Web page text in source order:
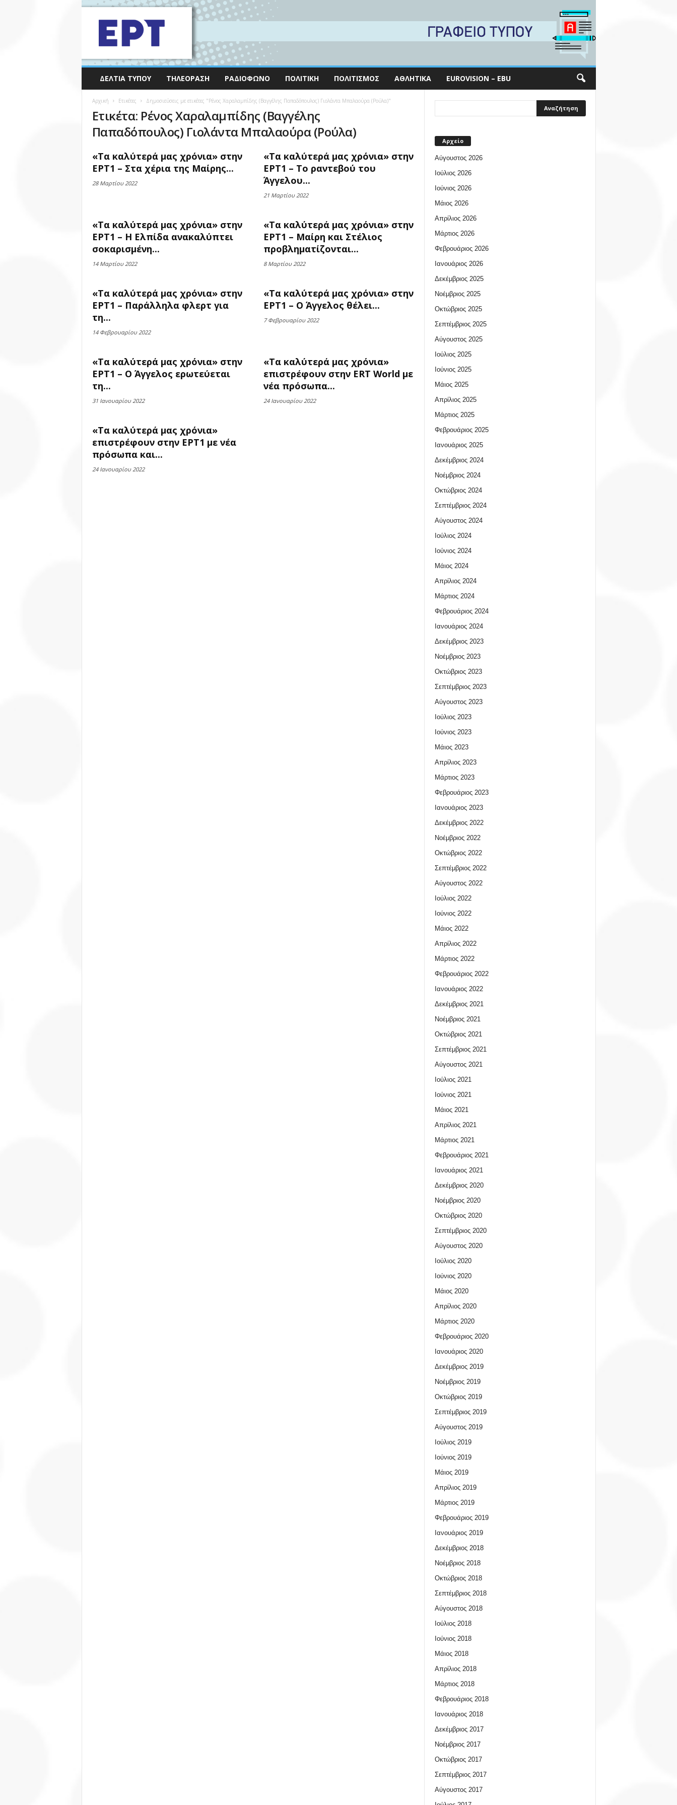
ΔΕΛΤΊΑ ΤΎΠΟΥ ΤΗΛΕΌΡΑΣΗ ΡΑΔΙΌΦΩΝΟ ΠΟΛΙΤΙΚΉ ΠΟΛΙΤΙΣΜΌΣ ΑΘΛΗΤΙΚΆ EUROVISION – EBU
Αρχική Ετικέτες Δημοσιεύσεις με ετικέτες "Ρένος Χαραλαμπίδης (Βαγγέλης Παπαδόπουλος) Γιολάντα Μπαλαούρα (Ρούλα)"
Ετικέτα: Ρένος Χαραλαμπίδης (Βαγγέλης
Παπαδόπουλος) Γιολάντα Μπαλαούρα (Ρούλα)
«Τα καλύτερά μας χρόνια» στην
ΕΡΤ1 – Στα χέρια της Μαίρης...
28 Μαρτίου 2022
«Τα καλύτερά μας χρόνια» στην
ΕΡΤ1 – Το ραντεβού του
Άγγελου...
21 Μαρτίου 2022
«Τα καλύτερά μας χρόνια» στην
ΕΡΤ1 – Η Ελπίδα ανακαλύπτει
σοκαρισμένη...
14 Μαρτίου 2022
«Τα καλύτερά μας χρόνια» στην
ΕΡΤ1 – Μαίρη και Στέλιος
προβληματίζονται...
8 Μαρτίου 2022
«Τα καλύτερά μας χρόνια» στην
ΕΡΤ1 – Παράλληλα φλερτ για
τη...
14 Φεβρουαρίου 2022
«Τα καλύτερά μας χρόνια» στην
ΕΡΤ1 – Ο Άγγελος θέλει...
7 Φεβρουαρίου 2022
«Τα καλύτερά μας χρόνια» στην
ΕΡΤ1 – Ο Άγγελος ερωτεύεται
τη...
31 Ιανουαρίου 2022
«Τα καλύτερά μας χρόνια»
επιστρέφουν στην ERT World με
νέα πρόσωπα...
24 Ιανουαρίου 2022
«Τα καλύτερά μας χρόνια»
επιστρέφουν στην ΕΡΤ1 με νέα
πρόσωπα και...
24 Ιανουαρίου 2022
Αρχείο
Αύγουστος 2026
Ιούλιος 2026
Ιούνιος 2026
Μάιος 2026
Απρίλιος 2026
Μάρτιος 2026
Φεβρουάριος 2026
Ιανουάριος 2026
Δεκέμβριος 2025
Νοέμβριος 2025
Οκτώβριος 2025
Σεπτέμβριος 2025
Αύγουστος 2025
Ιούλιος 2025
Ιούνιος 2025
Μάιος 2025
Απρίλιος 2025
Μάρτιος 2025
Φεβρουάριος 2025
Ιανουάριος 2025
Δεκέμβριος 2024
Νοέμβριος 2024
Οκτώβριος 2024
Σεπτέμβριος 2024
Αύγουστος 2024
Ιούλιος 2024
Ιούνιος 2024
Μάιος 2024
Απρίλιος 2024
Μάρτιος 2024
Φεβρουάριος 2024
Ιανουάριος 2024
Δεκέμβριος 2023
Νοέμβριος 2023
Οκτώβριος 2023
Σεπτέμβριος 2023
Αύγουστος 2023
Ιούλιος 2023
Ιούνιος 2023
Μάιος 2023
Απρίλιος 2023
Μάρτιος 2023
Φεβρουάριος 2023
Ιανουάριος 2023
Δεκέμβριος 2022
Νοέμβριος 2022
Οκτώβριος 2022
Σεπτέμβριος 2022
Αύγουστος 2022
Ιούλιος 2022
Ιούνιος 2022
Μάιος 2022
Απρίλιος 2022
Μάρτιος 2022
Φεβρουάριος 2022
Ιανουάριος 2022
Δεκέμβριος 2021
Νοέμβριος 2021
Οκτώβριος 2021
Σεπτέμβριος 2021
Αύγουστος 2021
Ιούλιος 2021
Ιούνιος 2021
Μάιος 2021
Απρίλιος 2021
Μάρτιος 2021
Φεβρουάριος 2021
Ιανουάριος 2021
Δεκέμβριος 2020
Νοέμβριος 2020
Οκτώβριος 2020
Σεπτέμβριος 2020
Αύγουστος 2020
Ιούλιος 2020
Ιούνιος 2020
Μάιος 2020
Απρίλιος 2020
Μάρτιος 2020
Φεβρουάριος 2020
Ιανουάριος 2020
Δεκέμβριος 2019
Νοέμβριος 2019
Οκτώβριος 2019
Σεπτέμβριος 2019
Αύγουστος 2019
Ιούλιος 2019
Ιούνιος 2019
Μάιος 2019
Απρίλιος 2019
Μάρτιος 2019
Φεβρουάριος 2019
Ιανουάριος 2019
Δεκέμβριος 2018
Νοέμβριος 2018
Οκτώβριος 2018
Σεπτέμβριος 2018
Αύγουστος 2018
Ιούλιος 2018
Ιούνιος 2018
Μάιος 2018
Απρίλιος 2018
Μάρτιος 2018
Φεβρουάριος 2018
Ιανουάριος 2018
Δεκέμβριος 2017
Νοέμβριος 2017
Οκτώβριος 2017
Σεπτέμβριος 2017
Αύγουστος 2017